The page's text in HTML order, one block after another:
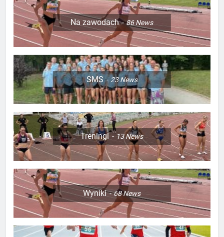
Na zawodach 86News
SMS 23News
Treningi 13News
Wyniki 68News